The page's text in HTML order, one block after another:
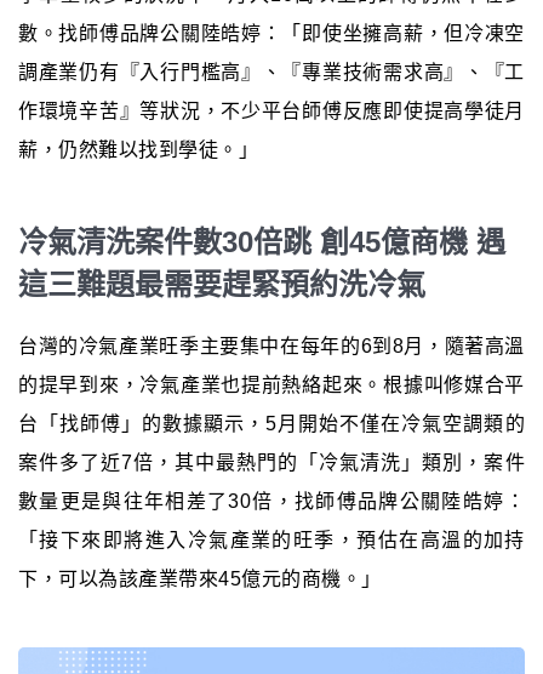
數。找師傅品牌公關陸皓婷：「即使坐擁高薪，但冷凍空
調產業仍有『入行門檻高』、『專業技術需求高』、『工
作環境辛苦』等狀況，不少平台師傅反應即使提高學徒月
薪，仍然難以找到學徒。」
冷氣清洗案件數30倍跳 創45億商機 遇
這三難題最需要趕緊預約洗冷氣
台灣的冷氣產業旺季主要集中在每年的6到8月，隨著高溫
的提早到來，冷氣產業也提前熱絡起來。根據叫修媒合平
台「找師傅」的數據顯示，5月開始不僅在冷氣空調類的
案件多了近7倍，其中最熱門的「冷氣清洗」類別，案件
數量更是與往年相差了30倍，找師傅品牌公關陸皓婷：
「接下來即將進入冷氣產業的旺季，預估在高溫的加持
下，可以為該產業帶來45億元的商機。」